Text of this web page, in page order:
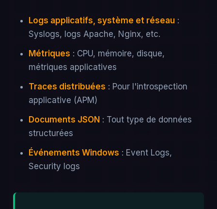
Logs applicatifs, système et réseau:
Syslogs, logs Apache, Nginx, etc.
Métriques : CPU, mémoire, disque,
métriques applicatives
Traces distribuées : Pour l'introspection
applicative (APM)
Documents JSON : Tout type de données
structurées
Événements Windows : Event Logs,
Security logs